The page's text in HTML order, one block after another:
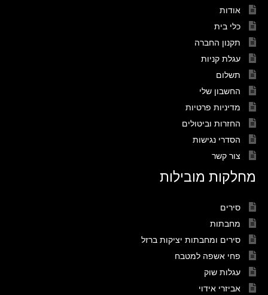
אודות
כלי בית
תקנון החברה
עגלת קניות
תשלום
החשבון שלי
מדיניות פרטיות
החזרות וביטולים
הסדרי נגישות
צור קשר
מחלקות מובילות
סירים
מחבתות
סירים ומחבתות יציקות ברזל
פחי אשפה למטבח
עגלות שוק
אביזרי אידוי